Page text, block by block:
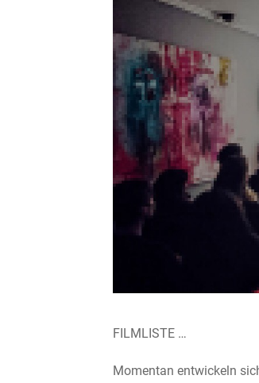
FILMLISTE …
Momentan entwickeln